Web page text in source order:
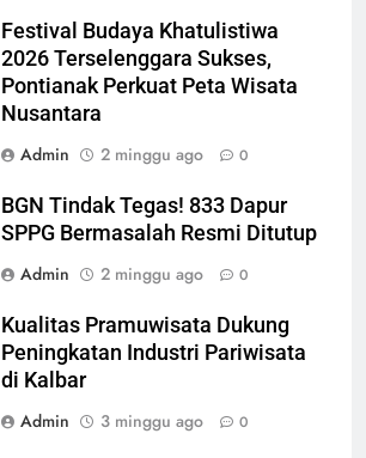
Festival Budaya Khatulistiwa
2026 Terselenggara Sukses,
Pontianak Perkuat Peta Wisata
Nusantara
Admin
2 minggu ago 0
BGN Tindak Tegas! 833 Dapur
SPPG Bermasalah Resmi Ditutup
Admin
2 minggu ago 0
Kualitas Pramuwisata Dukung
Peningkatan Industri Pariwisata
di Kalbar
Admin
3 minggu ago 0